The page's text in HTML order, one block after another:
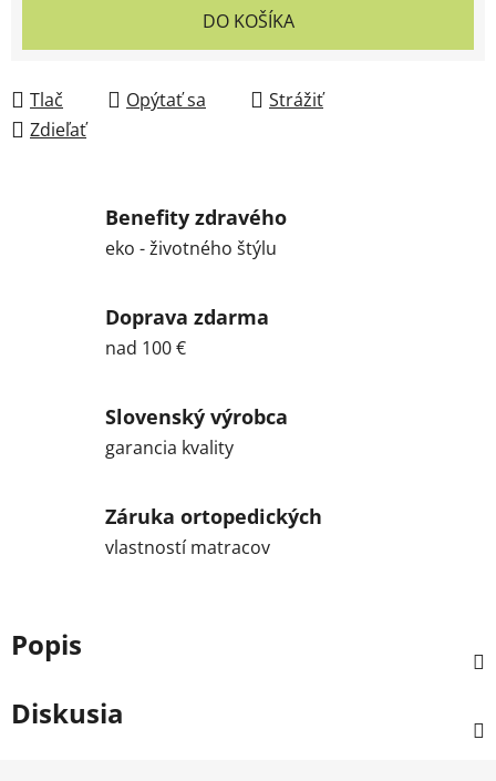
DO KOŠÍKA
Tlač Opýtať sa
Strážiť
Zdieľať
Benefity zdravého
eko - životného štýlu
Doprava zdarma
nad 100 €
Slovenský výrobca
garancia kvality
Záruka ortopedických
vlastností matracov
Popis
Diskusia